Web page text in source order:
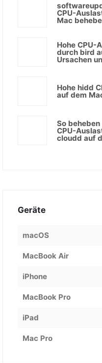
CPU-
Mac
Hohe CPU-
durch bird
Ursachen
Hohe hidd
auf dem
So
CPU-
cloudd auf
Geräte
macOS
MacBook Air
iPhone
MacBook Pro
iPad
Mac Pro